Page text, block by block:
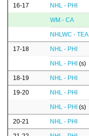
16-17 NHL - PHI
WM - CA
NHLWC - TEA
17-18 NHL - PHI
NHL - PHI (s)
18-19 NHL - PHI
19-20 NHL - PHI
NHL - PHI (s)
20-21 NHL - PHI